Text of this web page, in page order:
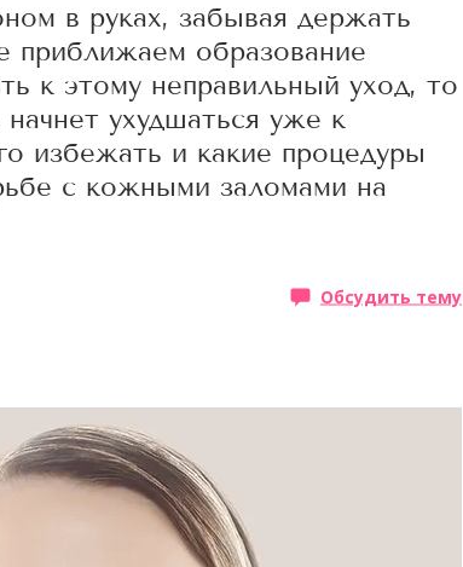
в руках, забывая держать
приближаем образование
к этому неправильный уход, то
ухудшаться уже к
избежать и какие процедуры
с кожными заломами на
Обсудить тему